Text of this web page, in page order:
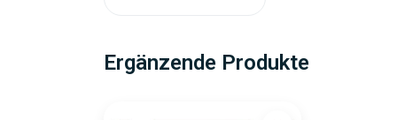
Ergänzende Produkte